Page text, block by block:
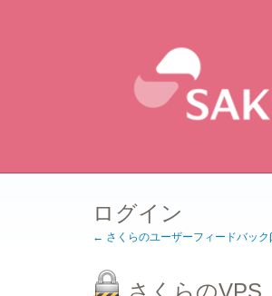
ログイン
← さくらのユーザーフィードバック
さくらのVPS